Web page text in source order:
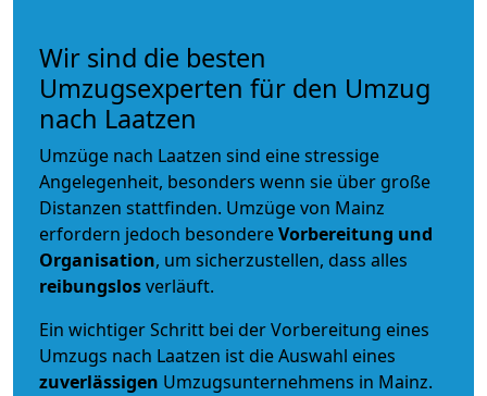
Wir sind die besten
Umzugsexperten für den Umzug
nach Laatzen
Umzüge nach Laatzen sind eine stressige
Angelegenheit, besonders wenn sie über große
Distanzen stattfinden. Umzüge von Mainz
erfordern jedoch besondereVorbereitung und
Organisation, um sicherzustellen, dass alles
reibungslosverläuft.
Ein wichtiger Schritt bei der Vorbereitung eines
Umzugs nach Laatzen ist die Auswahl eines
zuverlässigen Umzugsunternehmens in Mainz.